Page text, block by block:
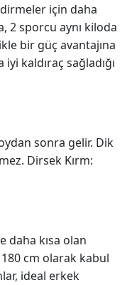
için daha
2 sporcu aynı kiloda
bir güç avantajına
kaldıraç sağladığı
sonra gelir. Dik
Dirsek Kırm:
daha kısa olan
cm olarak kabul
ideal erkek